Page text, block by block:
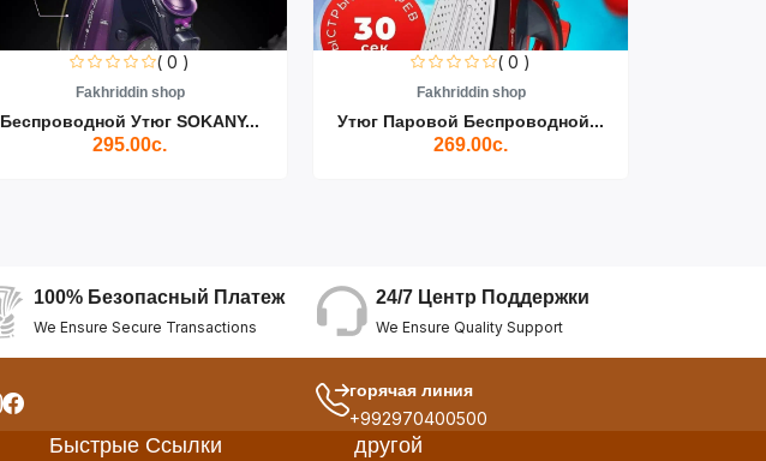
( 0 )
Fakhriddin shop
Беспроводной Утюг SOKANY...
295.00с.
( 0 )
Fakhriddin shop
Утюг Паровой Беспроводной...
269.00с.
100% Безопасный Платеж
We Ensure Secure Transactions
24/7 Центр Поддержки
We Ensure Quality Support
горячая линия
+992970400500
Быстрые Ссылки другой